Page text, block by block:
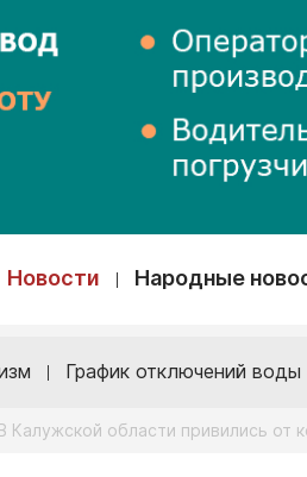
Новости Народные
График отключений воды
Калужской области привились от